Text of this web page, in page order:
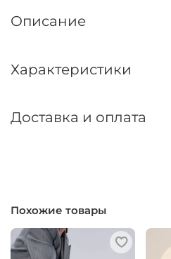
Описание
Характеристики
Доставка и оплата
Похожие товары